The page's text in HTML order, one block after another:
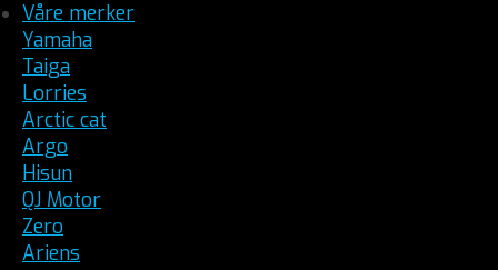
Våre merker
Yamaha
Taiga
Lorries
Arctic cat
Argo
Hisun
QJ Motor
Zero
Ariens